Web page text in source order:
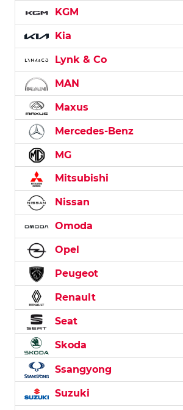
KGM
Kia
Lynk & Co
MAN
Maxus
Mercedes-Benz
MG
Mitsubishi
Nissan
Omoda
Opel
Peugeot
Renault
Seat
Skoda
Ssangyong
Suzuki